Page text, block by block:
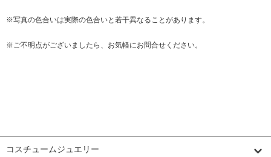
※写真の色合いは実際の色合いと若干異なることがあります。
※ご不明点がございましたら、お気軽にお問合せください。
コスチュームジュエリー